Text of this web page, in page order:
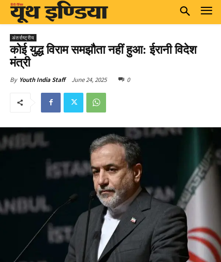
अंतर्राष्ट्रीय
कोई युद्ध विराम समझौता नहीं हुआ: ईरानी विदेश
मंत्री
By Youth India Staff June 24, 2025 0